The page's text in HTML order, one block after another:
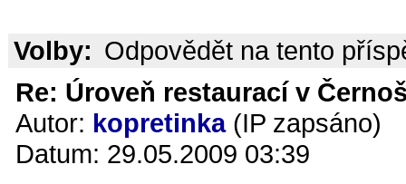
Volby: Odpovědět na tento
Re: Úroveň restaurací v
Autor: kopretinka(IP zapsáno)
Datum: 29.05.2009 03:39